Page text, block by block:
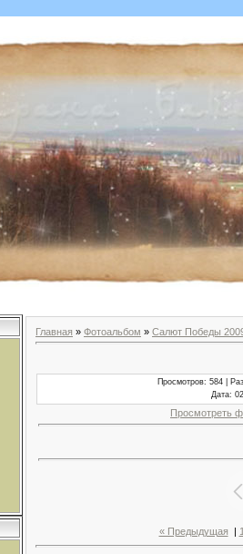
Главная » Фотоальбом » Салют Победы
Просмотров: 584 |
Дата:
Просмотреть
« Предыдущая